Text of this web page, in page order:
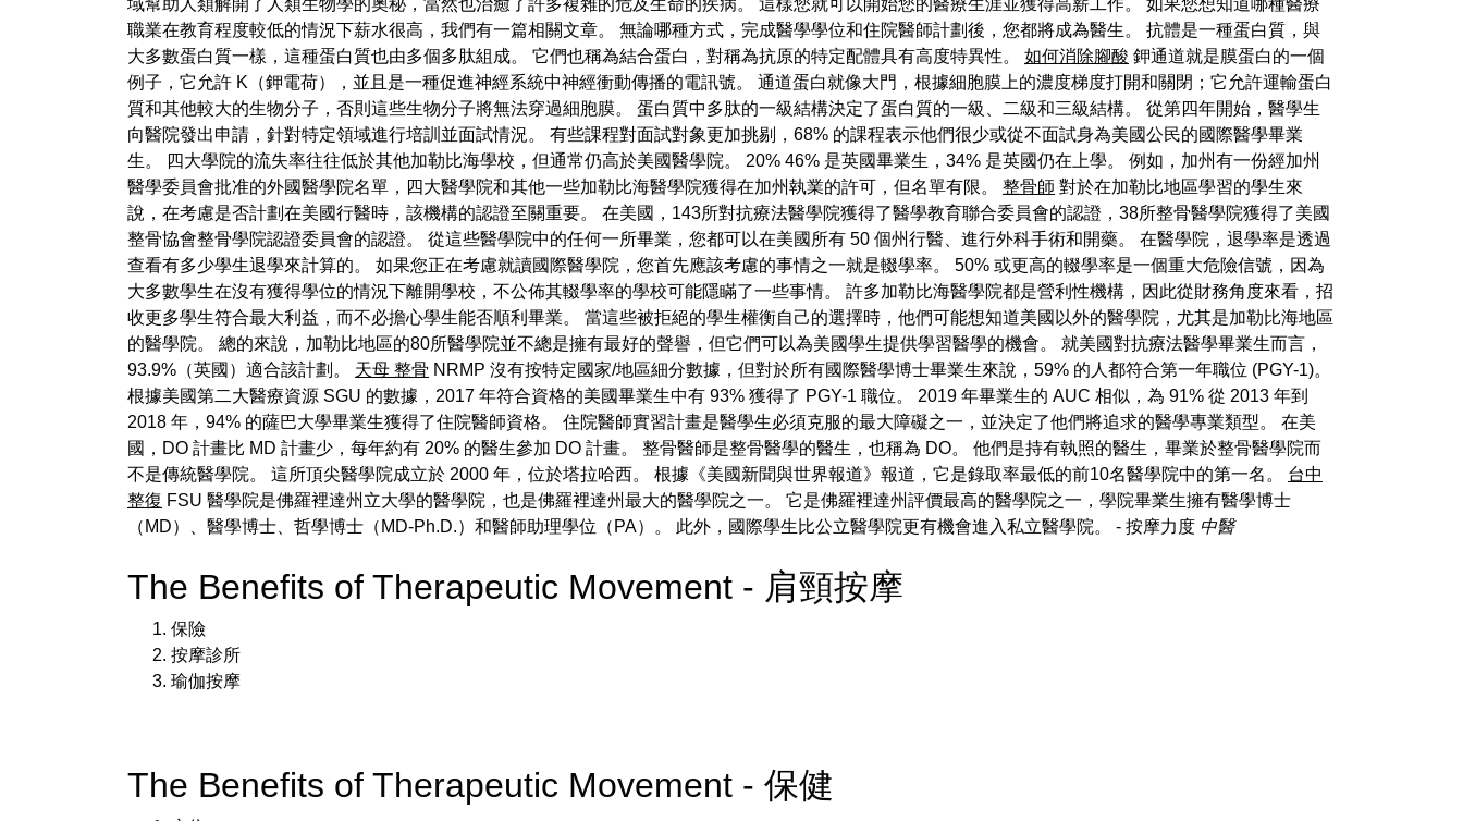
域幫助人類解開了人類生物學的奧秘，當然也治癒了許多複雜的危及生命的疾病。 這樣您就可以開始您的醫療生涯並獲得高薪工作。 如果您想知道哪種醫療
職業在教育程度較低的情況下薪水很高，我們有一篇相關文章。 無論哪種方式，完成醫學學位和住院醫師計劃後，您都將成為醫生。 抗體是一種蛋白質，與
大多數蛋白質一樣，這種蛋白質也由多個多肽組成。 它們也稱為結合蛋白，對稱為抗原的特定配體具有高度特異性。 如何消除腳酸 鉀通道就是膜蛋白的一個
例子，它允許 K（鉀電荷），並且是一種促進神經系統中神經衝動傳播的電訊號。 通道蛋白就像大門，根據細胞膜上的濃度梯度打開和關閉；它允許運輸蛋白
質和其他較大的生物分子，否則這些生物分子將無法穿過細胞膜。 蛋白質中多肽的一級結構決定了蛋白質的一級、二級和三級結構。 從第四年開始，醫學生
向醫院發出申請，針對特定領域進行培訓並面試情況。 有些課程對面試對象更加挑剔，68% 的課程表示他們很少或從不面試身為美國公民的國際醫學畢業
生。 四大學院的流失率往往低於其他加勒比海學校，但通常仍高於美國醫學院。 20% 46% 是英國畢業生，34% 是英國仍在上學。 例如，加州有一份經加州
醫學委員會批准的外國醫學院名單，四大醫學院和其他一些加勒比海醫學院獲得在加州執業的許可，但名單有限。 整骨師 對於在加勒比地區學習的學生來
說，在考慮是否計劃在美國行醫時，該機構的認證至關重要。 在美國，143所對抗療法醫學院獲得了醫學教育聯合委員會的認證，38所整骨醫學院獲得了美國
整骨協會整骨學院認證委員會的認證。 從這些醫學院中的任何一所畢業，您都可以在美國所有 50 個州行醫、進行外科手術和開藥。 在醫學院，退學率是透過
查看有多少學生退學來計算的。 如果您正在考慮就讀國際醫學院，您首先應該考慮的事情之一就是輟學率。 50% 或更高的輟學率是一個重大危險信號，因為
大多數學生在沒有獲得學位的情況下離開學校，不公佈其輟學率的學校可能隱瞞了一些事情。 許多加勒比海醫學院都是營利性機構，因此從財務角度來看，招
收更多學生符合最大利益，而不必擔心學生能否順利畢業。 當這些被拒絕的學生權衡自己的選擇時，他們可能想知道美國以外的醫學院，尤其是加勒比海地區
的醫學院。 總的來說，加勒比地區的80所醫學院並不總是擁有最好的聲譽，但它們可以為美國學生提供學習醫學的機會。 就美國對抗療法醫學畢業生而言，
93.9%（英國）適合該計劃。 天母 整骨 NRMP 沒有按特定國家/地區細分數據，但對於所有國際醫學博士畢業生來說，59% 的人都符合第一年職位 (PGY-1)。
根據美國第二大醫療資源 SGU 的數據，2017 年符合資格的美國畢業生中有 93% 獲得了 PGY-1 職位。 2019 年畢業生的 AUC 相似，為 91% 從 2013 年到
2018 年，94% 的薩巴大學畢業生獲得了住院醫師資格。 住院醫師實習計畫是醫學生必須克服的最大障礙之一，並決定了他們將追求的醫學專業類型。 在美
國，DO 計畫比 MD 計畫少，每年約有 20% 的醫生參加 DO 計畫。 整骨醫師是整骨醫學的醫生，也稱為 DO。 他們是持有執照的醫生，畢業於整骨醫學院而
不是傳統醫學院。 這所頂尖醫學院成立於 2000 年，位於塔拉哈西。 根據《美國新聞與世界報道》報道，它是錄取率最低的前10名醫學院中的第一名。 台中
整復 FSU 醫學院是佛羅裡達州立大學的醫學院，也是佛羅裡達州最大的醫學院之一。 它是佛羅裡達州評價最高的醫學院之一，學院畢業生擁有醫學博士
（MD）、醫學博士、哲學博士（MD-Ph.D.）和醫師助理學位（PA）。 此外，國際學生比公立醫學院更有機會進入私立醫學院。 - 按摩力度 中醫
The Benefits of Therapeutic Movement - 肩頸按摩
保險
按摩診所
瑜伽按摩
The Benefits of Therapeutic Movement - 保健